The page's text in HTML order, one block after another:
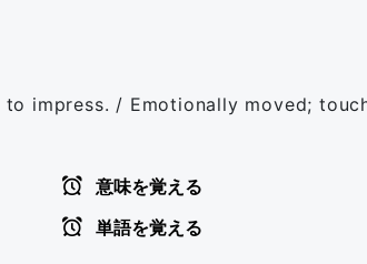
impress. / Emotionally moved;
意味を覚える
単語を覚える